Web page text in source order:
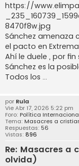
https://
8470f8w.jpg
Sánchez amenaza
el pacto en
Ahí le duele , por
Sánchez es la
Todos los ...
por Rula
Vie Abr 17, 2026 5:22 pm
Foro: Política
Tema: Masacres a
Respuestas: 56
Vistas: 896
Re: Masacres a
olvida)